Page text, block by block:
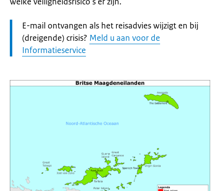
Let
op:
E-mail ontvangen als het reisadvies wijzigt en bij
(dreigende) crisis? Meld u aan voor de
Informatieservice